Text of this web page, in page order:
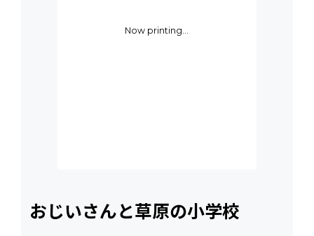
Now printing...
おじいさんと草原の小学校